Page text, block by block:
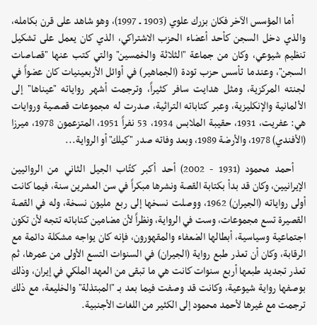
أما المؤسس الآخر فكان بزرك علوي (1903 ـ 1997)، وهو شاهد على قرن بكامله،
والذي دخل السجن كأحد أعضاء الحزب الاشتراكي، الذي كان يعمل على تشكيل
تنظيم شيوعي، وكان من جماعة "الثلاثة والخمسين" والتي كتب عنها "قصاصات
السجن"، وعندما تأسس حزب تودة (الجماهير) في أوائل الأربعينيات كان عضواً في
لجنته المركزية، ومثل هدايت سافر كثيراً، وترجمت أشهر رواياته "عيناها" إلى
الألمانية والإنكليزية، وعبر كتاباته التراثية، صدرت له مجموعات قصصية وروايات
هي: عفريت، 1931، حقيبة الملابس 1934، 53 نفراً 1951، المتزعمون 1978، ميرزا
(الأفندي) 1978، والأرضة 1989، وبعد وفاته صدر "كيلك" أو الرواية... ‏
أحمد محمود (1931 - 2002) أحد أكبر كتّاب الجيل الثاني من الروائيين
الإيرانيين، وكان قد بدأ بكتابة القصة ونشرها مبكراً في سن العشرين سنة، فيما كانت
أولى رواياته (الجيران) 1962، ووصلت نسخها إلى ربع مليون نسخة، وله في القصة
القصيرة تسع مجموعات، وست في الرواية، ونظراً لأن مضامين كتاباته تتجه لأن تكون
اجتماعية وسياسية، أبطالها الضعفاء والمقهورون، فإنه كان يواجه مشكلة دائمة مع
الرقابة، وكان أن تعذر طبع رواية (الجيران) في السنوات التسع الأولى من عمرها، ثم
تعذر تجديد طبعها أربع سنوات كانت هي ما تبقى من العهد الملكي في إيران، وذلك
بوصفها رواية شيوعية، وكانت قد وصفت فيما بعد بـ "المبتذلة" والخليعة، مع ذلك
ترجمت مع غيرها لأحمد محمود إلى الكثير من اللغات الأجنبية. ‏